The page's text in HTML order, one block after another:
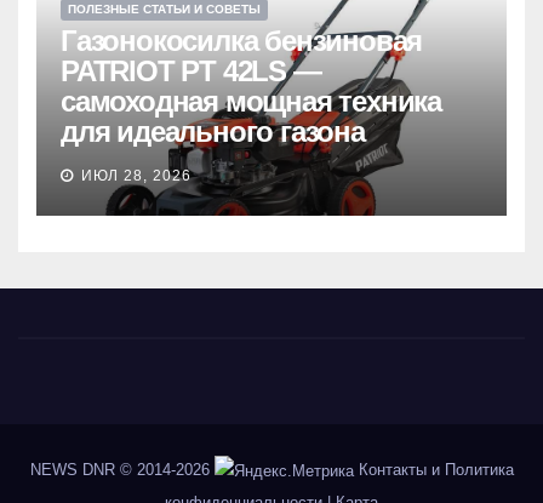
ПОЛЕЗНЫЕ СТАТЬИ И СОВЕТЫ
Газонокосилка бензиновая
PATRIOT PT 42LS —
самоходная мощная техника
для идеального газона
ИЮЛ 28, 2026
NEWS DNR© 2014-2026
Контакты и Политика